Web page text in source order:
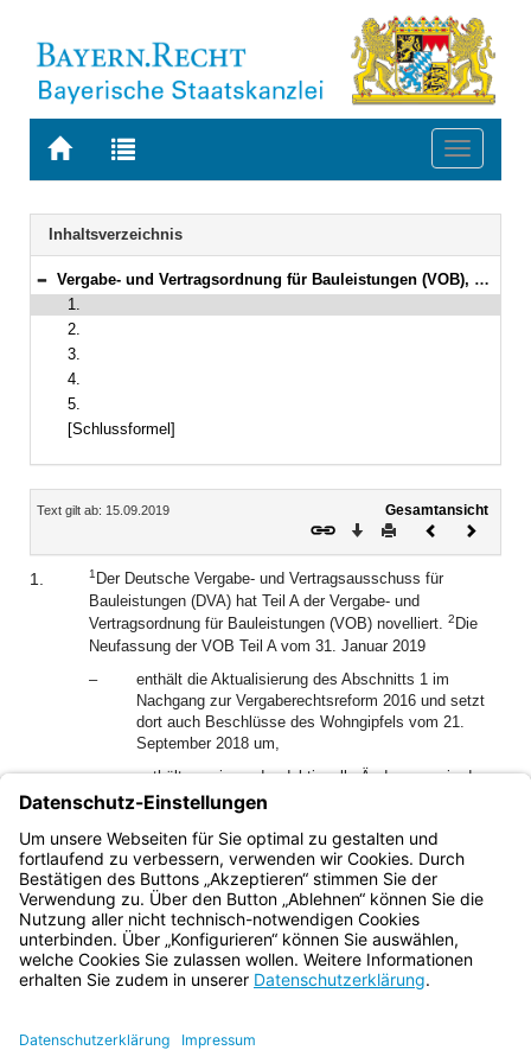
Zur
BAYERN.RECHT
Zur
letzten
Suche
Toggle
Navigation
Inhaltsverzeichnis
Bereich reduzieren
Vergabe- und Vertragsordnung für Bauleistungen (VOB), Gesamtausgabe 2019
1.
2.
3.
4.
5.
[Schlussformel]
Inhalt
Text gilt ab: 15.09.2019
Gesamtansicht
Download
DruckenVorheriges
1. 1 Der Deutsche Vergabe- und Vertragsausschuss für
Bauleistungen (DVA) hat Teil A der Vergabe- und
Vertragsordnung für Bauleistungen (VOB) novelliert. 2 Die
Neufassung der VOB Teil A vom 31. Januar 2019
–
enthält die Aktualisierung des Abschnitts 1 im
Nachgang zur Vergaberechtsreform 2016 und setzt
dort auch Beschlüsse des Wohngipfels vom 21.
September 2018 um,
–
enthält vorwiegend redaktionelle Änderungen in den
Abschnitten 2 und 3, außerdem sind einige der in
Abschnitt 1 beschlossenen Änderungen dort
inhaltsgleich übertragen.
Bayern.de
BayernPortal
Impressum